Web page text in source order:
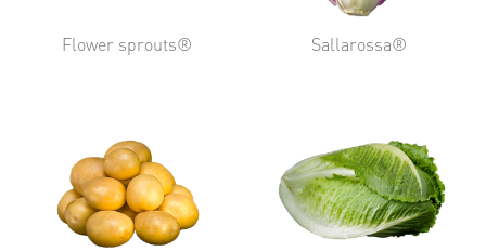
Flower sprouts® Sallarossa®